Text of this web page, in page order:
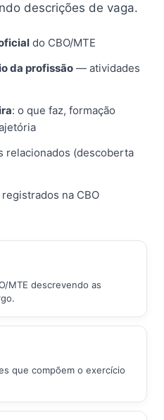
descrições de vaga.
do CBO/MTE
da profissão — atividades
: o que faz, formação
relacionados (descoberta
na CBO
MTE descrevendo as
que compõem o exercício